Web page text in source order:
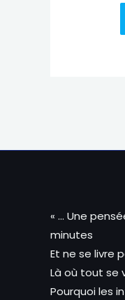
« … Une
minutes
Et ne se livre
Là où tout se
Pourquoi les